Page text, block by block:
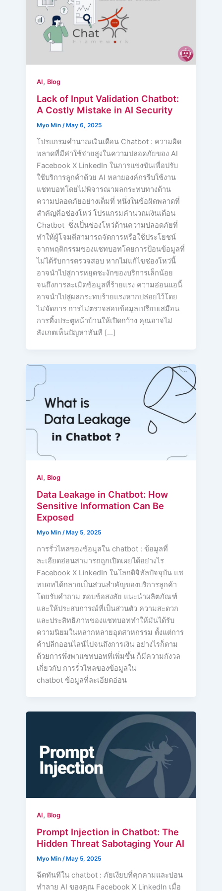
AI, Blog
Lack of Input Validation Chatbot:
A Costly Mistake in AI Security
Myo Min/ May 6, 2025
โปรแกรมคำนวณเงินเดือน Chatbot : ความผิด
พลาดที่มีค่าใช้จ่ายสูงในความปลอดภัยของ AI
Facebook X LinkedIn ในการแข่งขันเพื่อปรับ
ใช้บริการลูกค้าด้วย AI หลายองค์กรรีบใช้งาน
แชทบอทโดยไม่พิจารณาผลกระทบทางด้าน
ความปลอดภัยอย่างเต็มที่ หนึ่งในข้อผิดพลาดที่
สำคัญคือช่องโหว่ โปรแกรมคำนวณเงินเดือน
Chatbot ซึ่งเป็นช่องโหว่ด้านความปลอดภัยที่
ทำให้ผู้โจมตีสามารถจัดการหรือใช้ประโยชน์
จากพฤติกรรมของแชทบอทโดยการป้อนข้อมูลที่
ไม่ได้รับการตรวจสอบ หากไม่แก้ไขช่องโหว่นี้
อาจนำไปสู่การหยุดชะงักของบริการเล็กน้อย
จนถึงการละเมิดข้อมูลที่ร้ายแรง ความอ่อนแอนี้
อาจนำไปสู่ผลกระทบร้ายแรงหากปล่อยไว้โดย
ไม่จัดการ การไม่ตรวจสอบข้อมูลเปรียบเสมือน
การทิ้งประตูหน้าบ้านให้เปิดกว้าง คุณอาจไม่
สังเกตเห็นปัญหาทันที […]
AI, Blog
Data Leakage in Chatbot: How
Sensitive Information Can Be
Exposed
Myo Min/ May 5, 2025
การรั่วไหลของข้อมูลใน chatbot : ข้อมูลที่
ละเอียดอ่อนสามารถถูกเปิดเผยได้อย่างไร
Facebook X LinkedIn ในโลกดิจิทัลปัจจุบัน แช
ทบอทได้กลายเป็นส่วนสำคัญของบริการลูกค้า
โดยรับคำถาม ตอบข้อสงสัย แนะนำผลิตภัณฑ์
และให้ประสบการณ์ที่เป็นส่วนตัว ความสะดวก
และประสิทธิภาพของแชทบอททำให้มันได้รับ
ความนิยมในหลากหลายอุตสาหกรรม ตั้งแต่การ
ค้าปลีกออนไลน์ไปจนถึงการเงิน อย่างไรก็ตาม
ด้วยการพึ่งพาแชทบอทที่เพิ่มขึ้น ก็มีความกังวล
เกี่ยวกับ การรั่วไหลของข้อมูลใน
chatbot ข้อมูลที่ละเอียดอ่อน
AI, Blog
Prompt Injection in Chatbot: The
Hidden Threat Sabotaging Your AI
Myo Min/ May 5, 2025
ฉีดทันทีใน chatbot : ภัยเงียบที่คุกคามและบ่อน
ทำลาย AI ของคุณ Facebook X LinkedIn เมื่อ